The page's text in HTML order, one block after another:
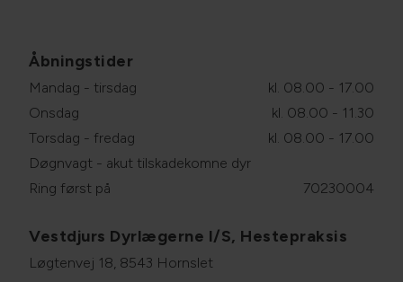
Åbningstider
Mandag - tirsdag
kl. 08.00 - 17.00
Onsdag
kl. 08.00 - 11.30
Torsdag - fredag
kl. 08.00 - 17.00
Døgnvagt - akut tilskadekomne dyr
Ring først på
70230004
Vestdjurs Dyrlægerne I/S, Hestepraksis
Løgtenvej 18, 8543 Hornslet